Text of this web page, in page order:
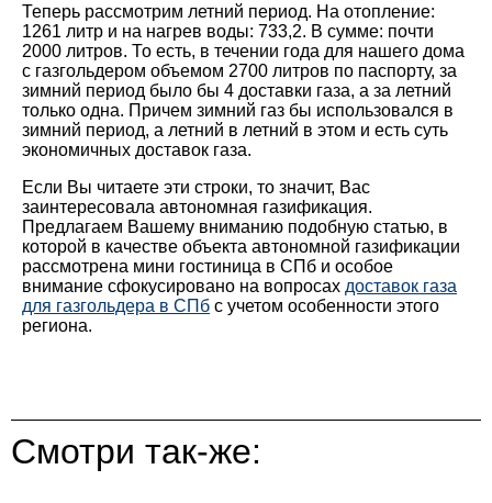
Теперь рассмотрим летний период. На отопление:
1261 литр и на нагрев воды: 733,2. В сумме: почти
2000 литров. То есть, в течении года для нашего дома
с газгольдером объемом 2700 литров по паспорту, за
зимний период было бы 4 доставки газа, а за летний
только одна. Причем зимний газ бы использовался в
зимний период, а летний в летний в этом и есть суть
экономичных доставок газа.
Если Вы читаете эти строки, то значит, Вас
заинтересовала автономная газификация.
Предлагаем Вашему вниманию подобную статью, в
которой в качестве объекта автономной газификации
рассмотрена мини гостиница в СПб и особое
внимание сфокусировано на вопросах доставок газа
для газгольдера в СПб с учетом особенности этого
региона.
Смотри так-же: